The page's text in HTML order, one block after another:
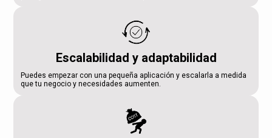
Escalabilidad y adaptabilidad
Puedes empezar con una pequeña aplicación y escalarla a medida
que tu negocio y necesidades aumenten.